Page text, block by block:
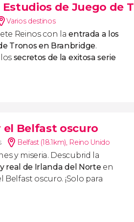
de Juego de
Varios destinos
Reinos con laentrada a los
Tronos en Branbridge.
secretos de la exitosa serie
Belfast oscuro
Belfast (18.1km), Reino Unido
y miseria. Descubrid la
real de Irlanda del Norte en
oscuro. ¡Solo para